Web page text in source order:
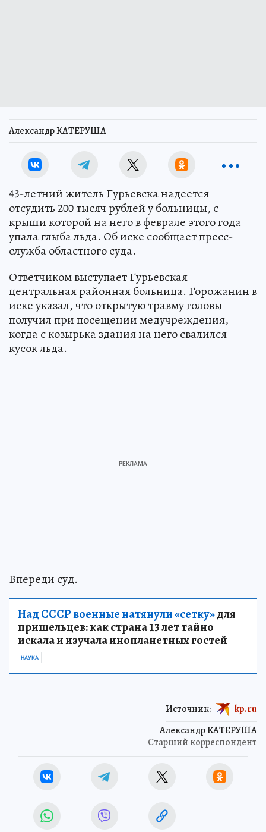
Александр КАТЕРУША
43-летний житель Гурьевска надеется
отсудить 200 тысяч рублей у больницы, с
крыши которой на него в феврале этого года
упала глыба льда. Об иске сообщает пресс-
служба областного суда.
Ответчиком выступает Гурьевская
центральная районная больница. Горожанин в
иске указал, что открытую травму головы
получил при посещении медучреждения,
когда с козырька здания на него свалился
кусок льда.
Впереди суд.
Над СССР военные натянули «сетку»для
пришельцев: как страна 13 лет тайно
искала и изучала инопланетных гостей
НАУКА
Александр КАТЕРУША
Старший корреспондент
Источник: kp.ru